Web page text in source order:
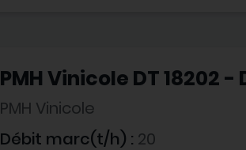
PMH Vinicole DT 18202
PMH Vinicole
Débit marc(t/h) : 20